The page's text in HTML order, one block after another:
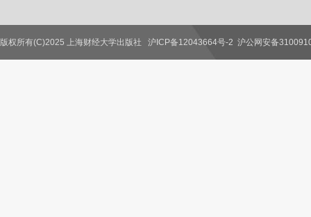
联系我们
版权所有(C)2025 上海财经大学出版社 沪ICP备12043664号-2 沪公网安备